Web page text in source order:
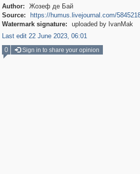
Author:
Жозеф де Бай
Source:
https://humus.livejournal.com/
Watermark signature:
uploaded by IvanMak
Last edit 22 June 2023, 06:01
0
Sign in to share your opinion